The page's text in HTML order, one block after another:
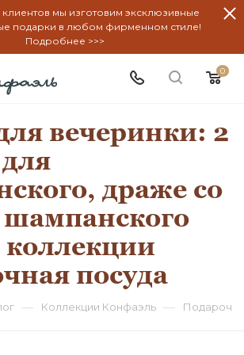
мы изготовим эксклюзивные
подарки в любом фирменном стиле!
Подробнее >>>
0
вечеринки: 2
драже со
шампанского
коллекции
посуда
— Коллекции Конфаэль —